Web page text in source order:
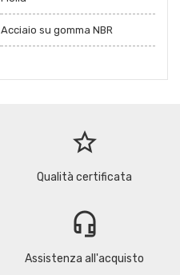
Acciaio su gomma NBR
star_border
Qualità certificata
headset_mic
Assistenza all'acquisto